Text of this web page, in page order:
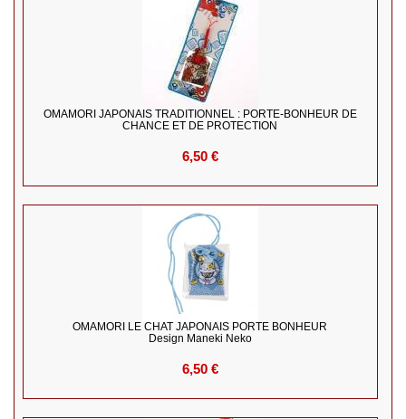
OMAMORI JAPONAIS TRADITIONNEL : PORTE-BONHEUR DE
CHANCE ET DE PROTECTION
6,50 €
OMAMORI LE CHAT JAPONAIS PORTE BONHEUR
Design Maneki Neko
6,50 €